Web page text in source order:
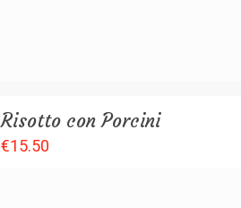
Risotto con Porcini
€15.50